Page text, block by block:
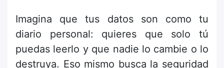
Imagina que tus datos son como tu
diario personal: quieres que solo tú
puedas leerlo y que nadie lo cambie o lo
destruya. Eso mismo busca la seguridad